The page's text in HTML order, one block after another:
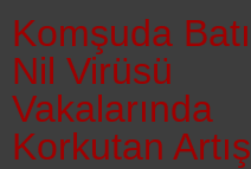
Komşuda Batı
Nil Virüsü
Vakalarında
Korkutan Artış